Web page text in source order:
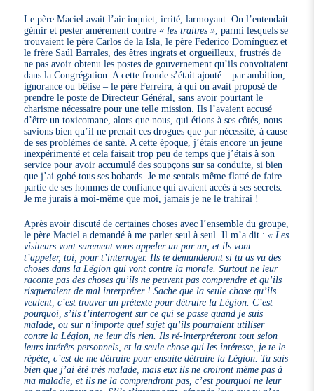
Le père Maciel avait l’air inquiet, irrité, larmoyant. On l’entendait
gémir et pester amèrement contre« les traitres » , parmi lesquels se
trouvaient le père Carlos de la Isla, le père Federico Domínguez et
le frère Saúl Barrales, des êtres ingrats et orgueilleux, frustrés de
ne pas avoir obtenu les postes de gouvernement qu’ils convoitaient
dans la Congrégation. A cette fronde s’était ajouté – par ambition,
ignorance ou bêtise – le père Ferreira, à qui on avait proposé de
prendre le poste de Directeur Général, sans avoir pourtant le
charisme nécessaire pour une telle mission. Ils l’avaient accusé
d’être un toxicomane, alors que nous, qui étions à ses côtés, nous
savions bien qu’il ne prenait ces drogues que par nécessité, à cause
de ses problèmes de santé. A cette époque, j’étais encore un jeune
inexpérimenté et cela faisait trop peu de temps que j’étais à son
service pour avoir accumulé des soupçons sur sa conduite, si bien
que j’ai gobé tous ses bobards. Je me sentais même flatté de faire
partie de ses hommes de confiance qui avaient accès à ses secrets.
Je me jurais à moi-même que moi, jamais je ne le trahirai !
Après avoir discuté de certaines choses avec l’ensemble du groupe,
le père Maciel a demandé à me parler seul à seul. Il m’a dit :« Les
visiteurs vont surement vous appeler un par un, et ils vont
t’appeler, toi, pour t’interroger. Ils te demanderont si tu as vu des
choses dans la Légion qui vont contre la morale. Surtout ne leur
raconte pas des choses qu’ils ne peuvent pas comprendre et qu’ils
risqueraient de mal interpréter ! Sache que la seule chose qu’ils
veulent, c’est trouver un prétexte pour détruire la Légion. C’est
pourquoi, s’ils t’interrogent sur ce qui se passe quand je suis
malade, ou sur n’importe quel sujet qu’ils pourraient utiliser
contre la Légion, ne leur dis rien. Ils ré-interpréteront tout selon
leurs intérêts personnels, et la seule chose qui les intéresse, je te le
répète, c’est de me détruire pour ensuite détruire la Légion. Tu sais
bien que j’ai été très malade, mais eux ils ne croiront même pas à
ma maladie, et ils ne la comprendront pas, c’est pourquoi ne leur